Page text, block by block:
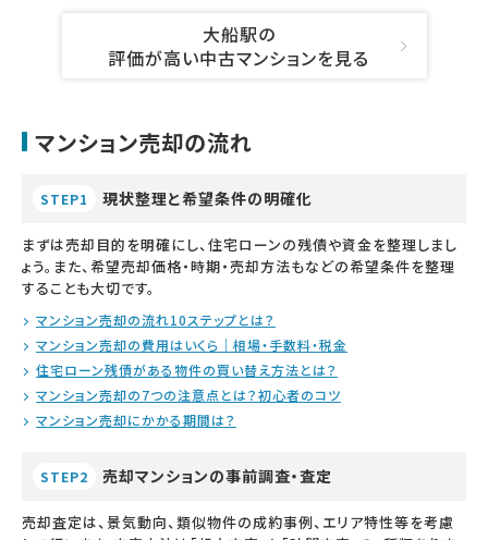
大船駅の
評価が高い中古マンションを見る
マンション売却の流れ
STEP1 現状整理と希望条件の明確化
まずは売却目的を明確にし、住宅ローンの残債や資金を整理しまし
ょう。また、希望売却価格・時期・売却方法もなどの希望条件を整理
することも大切です。
マンション売却の流れ10ステップとは？
マンション売却の費用はいくら｜相場・手数料・税金
住宅ローン残債がある物件の買い替え方法とは？
マンション売却の7つの注意点とは？初心者のコツ
マンション売却にかかる期間は？
STEP2 売却マンションの事前調査・査定
売却査定は、景気動向、類似物件の成約事例、エリア特性等を考慮